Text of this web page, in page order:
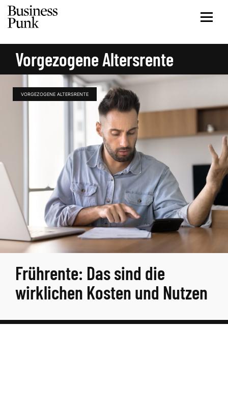
Vorgezogene Altersrente
VORGEZOGENE ALTERSRENTE
Frührente: Das sind die
wirklichen Kosten und Nutzen